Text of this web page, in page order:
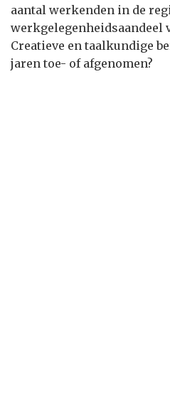
aantal werkenden in de
werkgelegenheidsaandeel
Creatieve en taalkundige
jaren toe- of afgenomen?